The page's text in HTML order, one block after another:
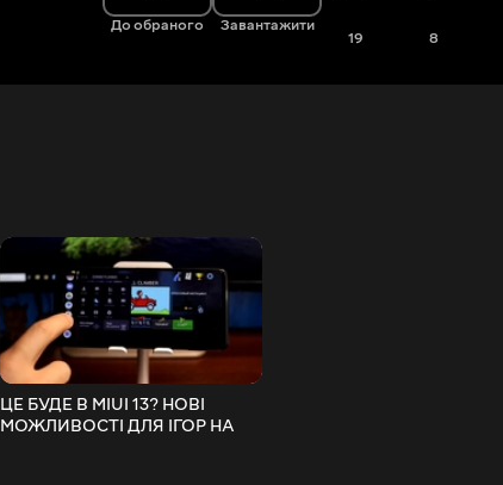
До обраного Завантажити
19 8
ЦЕ БУДЕ В MIUI 13? НОВІ
МОЖЛИВОСТІ ДЛЯ ІГОР НА